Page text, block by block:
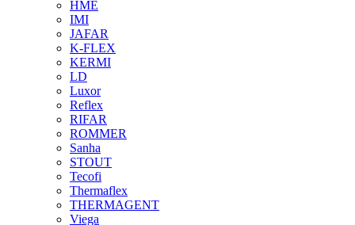
HME
IMI
JAFAR
K-FLEX
KERMI
LD
Luxor
Reflex
RIFAR
ROMMER
Sanha
STOUT
Tecofi
Thermaflex
THERMAGENT
Viega